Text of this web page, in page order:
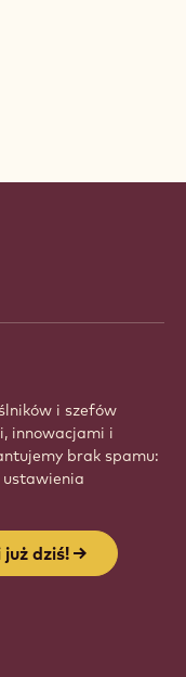
i szefów
innowacjami i
brak spamu:
ustawienia
już dziś!